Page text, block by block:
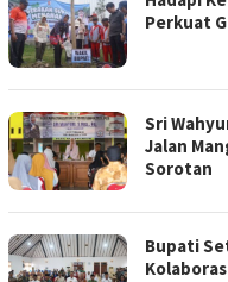
Perkuat
Sri
Jalan
Sorotan
Bupati